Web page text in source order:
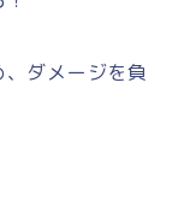
ダメージを負